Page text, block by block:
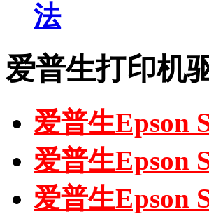
法
爱普生打印机
爱普生Epson
爱普生Epson
爱普生Epson